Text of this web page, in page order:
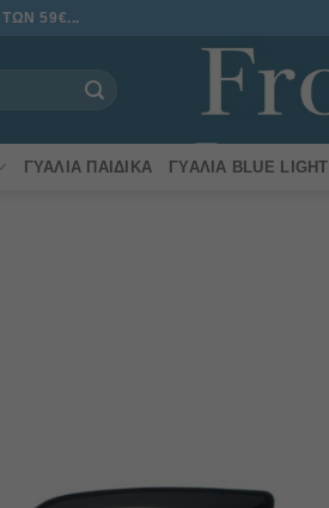
59€...
ΓΥΑΛΙΆ ΠΑΙΔΙΚΆ ΓΥΑΛΙΆ BLUE LIGHT